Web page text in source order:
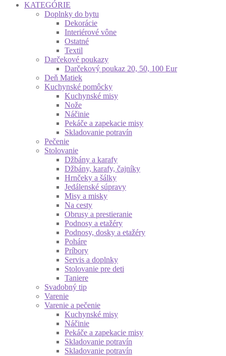
KATEGÓRIE
Doplnky do bytu
Dekorácie
Interiérové vône
Ostatné
Textil
Darčekové poukazy
Darčekový poukaz 20, 50, 100 Eur
Deň Matiek
Kuchynské pomôcky
Kuchynské misy
Nože
Náčinie
Pekáče a zapekacie misy
Skladovanie potravín
Pečenie
Stolovanie
Džbány a karafy
Džbány, karafy, čajníky
Hrnčeky a šálky
Jedálenské súpravy
Misy a misky
Na cesty
Obrusy a prestieranie
Podnosy a etažéry
Podnosy, dosky a etažéry
Poháre
Príbory
Servis a doplnky
Stolovanie pre deti
Taniere
Svadobný tip
Varenie
Varenie a pečenie
Kuchynské misy
Náčinie
Pekáče a zapekacie misy
Skladovanie potravín
Skladovanie potravín